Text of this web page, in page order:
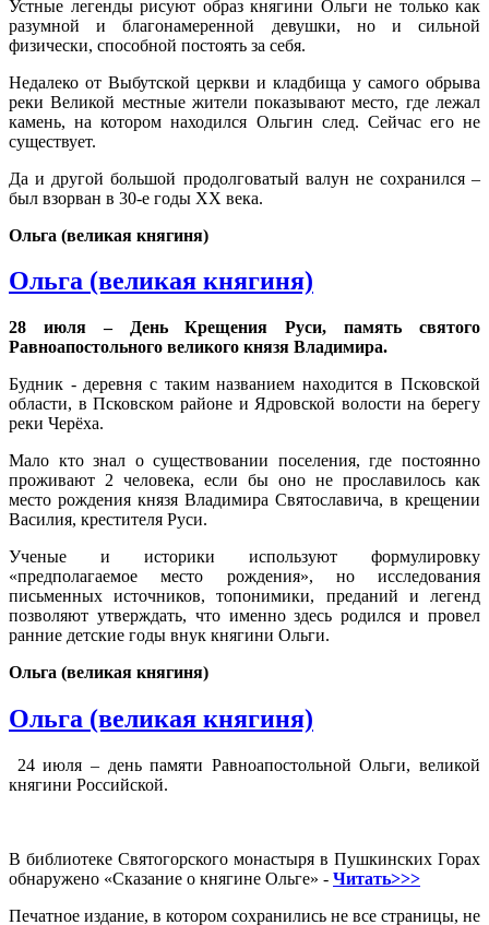
Устные легенды рисуют образ княгини Ольги не только как
разумной и благонамеренной девушки, но и сильной
физически, способной постоять за себя.
Недалеко от Выбутской церкви и кладбища у самого обрыва
реки Великой местные жители показывают место, где лежал
камень, на котором находился Ольгин след. Сейчас его не
существует.
Да и другой большой продолговатый валун не сохранился –
был взорван в 30-е годы XX века.
Ольга (великая княгиня)
Ольга (великая княгиня)
28 июля – День Крещения Руси, память святого
Равноапостольного великого князя Владимира.
Будник - деревня с таким названием находится в Псковской
области, в Псковском районе и Ядровской волости на берегу
реки Черёха.
Мало кто знал о существовании поселения, где постоянно
проживают 2 человека, если бы оно не прославилось как
место рождения князя Владимира Святославича, в крещении
Василия, крестителя Руси.
Ученые и историки используют формулировку
«предполагаемое место рождения», но исследования
письменных источников, топонимики, преданий и легенд
позволяют утверждать, что именно здесь родился и провел
ранние детские годы внук княгини Ольги.
Ольга (великая княгиня)
Ольга (великая княгиня)
24 июля – день памяти Равноапостольной Ольги, великой
княгини Российской.
В библиотеке Святогорского монастыря в Пушкинских Горах
обнаружено «Сказание о княгине Ольге» - Читать>>>
Печатное издание, в котором сохранились не все страницы, не